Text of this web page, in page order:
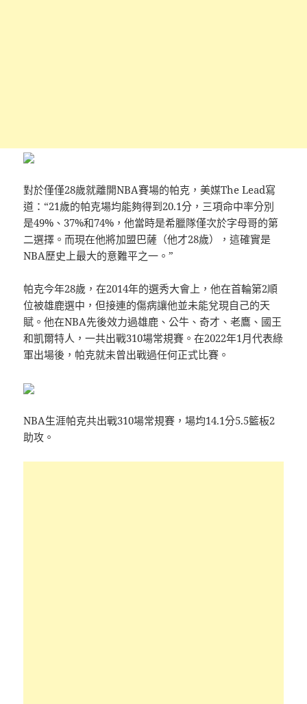
對於僅僅28歲就離開NBA賽場的帕克，美媒The Lead寫
道：“21歲的帕克場均能夠得到20.1分，三項命中率分別
是49%、37%和74%，他當時是希臘隊僅次於字母哥的第
二選擇。而現在他將加盟巴薩（他才28歲），這確實是
NBA歷史上最大的意難平之一。”
帕克今年28歲，在2014年的選秀大會上，他在首輪第2順
位被雄鹿選中，但接連的傷病讓他並未能兌現自己的天
賦。他在NBA先後效力過雄鹿、公牛、奇才、老鷹、國王
和凱爾特人，一共出戰310場常規賽。在2022年1月代表綠
軍出場後，帕克就未曾出戰過任何正式比賽。
NBA生涯帕克共出戰310場常規賽，場均14.1分5.5籃板2
助攻。